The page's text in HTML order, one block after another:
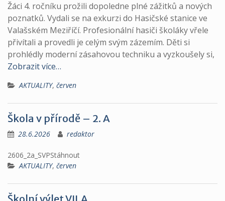
Žáci 4. ročníku prožili dopoledne plné zážitků a nových
poznatků. Vydali se na exkurzi do Hasičské stanice ve
Valašském Meziříčí. Profesionální hasiči školáky vřele
přivítali a provedli je celým svým zázemím. Děti si
prohlédly moderní zásahovou techniku a vyzkoušely si,
Zobrazit více…
AKTUALITY, červen
Škola v přírodě – 2. A
28.6.2026 redaktor
2606_2a_SVPStáhnout
AKTUALITY, červen